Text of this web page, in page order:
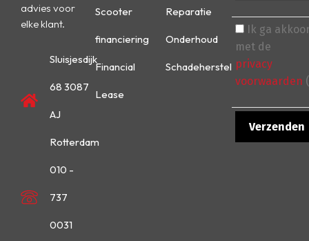
advies voor
elke klant.
Sluisjesdijk
68 3087
AJ
Rotterdam
010 -
737
0031
Scooter
financiering
Financial
Lease
Reparatie
Onderhoud
Schadeherstel
Ik ga
met de
privacy
voorwaarden